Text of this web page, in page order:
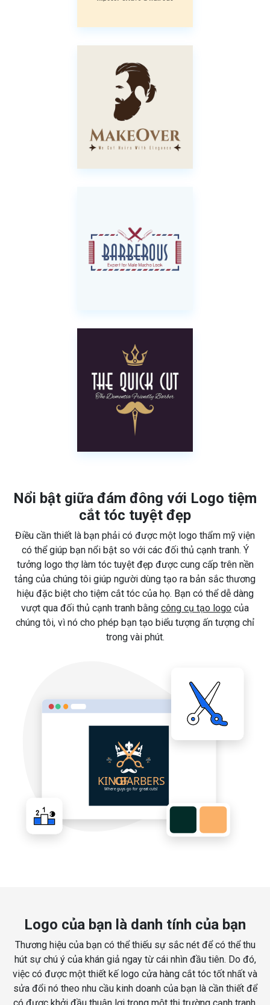
Nổi bật giữa đám đông với Logo tiệm
cắt tóc tuyệt đẹp
Điều cần thiết là bạn phải có được một logo thẩm mỹ viện
có thể giúp bạn nổi bật so với các đối thủ cạnh tranh. Ý
tưởng logo thợ làm tóc tuyệt đẹp được cung cấp trên nền
tảng của chúng tôi giúp người dùng tạo ra bản sắc thương
hiệu đặc biệt cho tiệm cắt tóc của họ. Bạn có thể dễ dàng
vượt qua đối thủ cạnh tranh bằng công cụ tạo logo của
chúng tôi, vì nó cho phép bạn tạo biểu tượng ấn tượng chỉ
trong vài phút.
Logo của bạn là danh tính của bạn
Thương hiệu của bạn có thể thiếu sự sắc nét để có thể thu
hút sự chú ý của khán giả ngay từ cái nhìn đầu tiên. Do đó,
việc có được một thiết kế logo cửa hàng cắt tóc tốt nhất và
sửa đổi nó theo nhu cầu kinh doanh của bạn là cần thiết để